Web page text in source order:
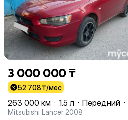
3 000 000 ₸
52 708₸/мес
263 000 км · 1.5 л · Передний ·
Mitsubishi Lancer 2008